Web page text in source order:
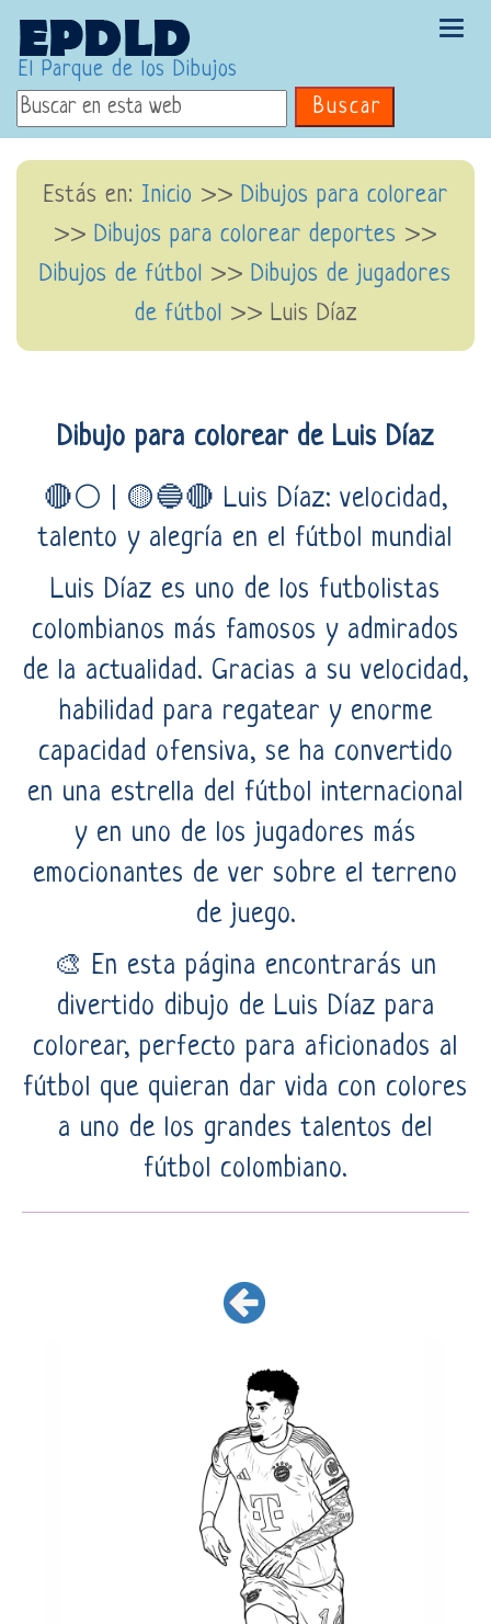
El Parque de los Dibujos
Buscar
Estás en: Inicio >> Dibujos para colorear
>> Dibujos para colorear deportes >>
Dibujos de fútbol >> Dibujos de jugadores
de fútbol >> Luis Díaz
Dibujo para colorear de Luis Díaz
🔴⚪ | 🟡🔵🔴 Luis Díaz: velocidad,
talento y alegría en el fútbol mundial
Luis Díaz es uno de los futbolistas
colombianos más famosos y admirados
de la actualidad. Gracias a su velocidad,
habilidad para regatear y enorme
capacidad ofensiva, se ha convertido
en una estrella del fútbol internacional
y en uno de los jugadores más
emocionantes de ver sobre el terreno
de juego.
🎨 En esta página encontrarás un
divertido dibujo de Luis Díaz para
colorear, perfecto para aficionados al
fútbol que quieran dar vida con colores
a uno de los grandes talentos del
fútbol colombiano.